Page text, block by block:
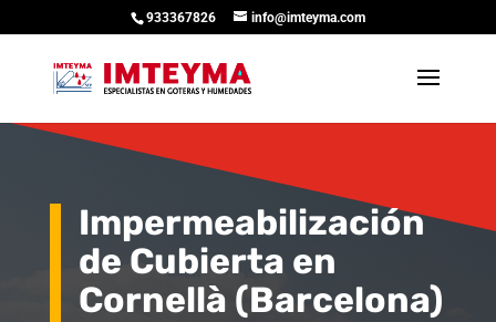
933367826 info@imteyma.com
Impermeabilización
de Cubierta en
Cornellà (Barcelona)